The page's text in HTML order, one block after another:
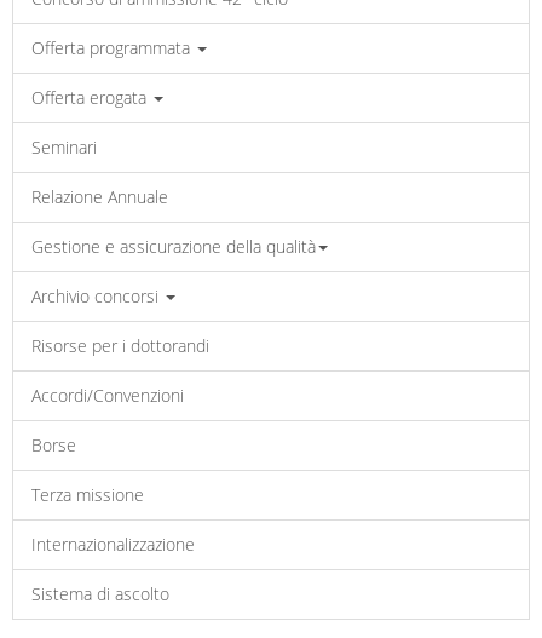
Offerta programmata
Offerta erogata
Seminari
Relazione Annuale
Gestione e assicurazione della qualità
Archivio concorsi
Risorse per i dottorandi
Accordi/Convenzioni
Borse
Terza missione
Internazionalizzazione
Sistema di ascolto